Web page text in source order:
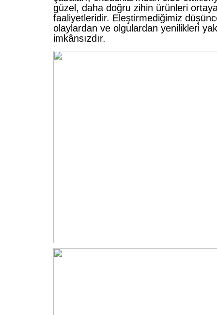
güzel, daha doğru zihin ürünleri
faaliyetleridir. Eleştirmediğimiz
olaylardan ve olgulardan yenilikleri
imkânsızdır.